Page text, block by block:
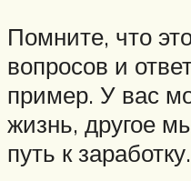
Помните, что
вопросов и
пример. У вас
жизнь, другое
путь к заработку.